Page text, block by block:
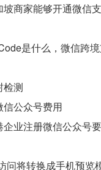
商家能够开通微信
是什么，微信跨
检测
公众号费用
业注册微信公众号
问将转换成手机预览